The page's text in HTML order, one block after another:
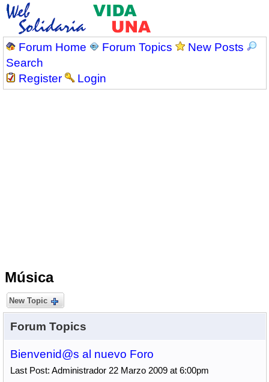
Forum Home Forum Topics
New Posts
Search
Register
Login
Música
New Topic
Forum Topics
Bienvenid@s al nuevo Foro
Last Post: Administrador 22 Marzo 2009 at 6:00pm